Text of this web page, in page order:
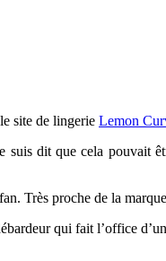
site de lingerie Lemon
suis dit que cela pouvait
Très proche de la
qui fait l’office